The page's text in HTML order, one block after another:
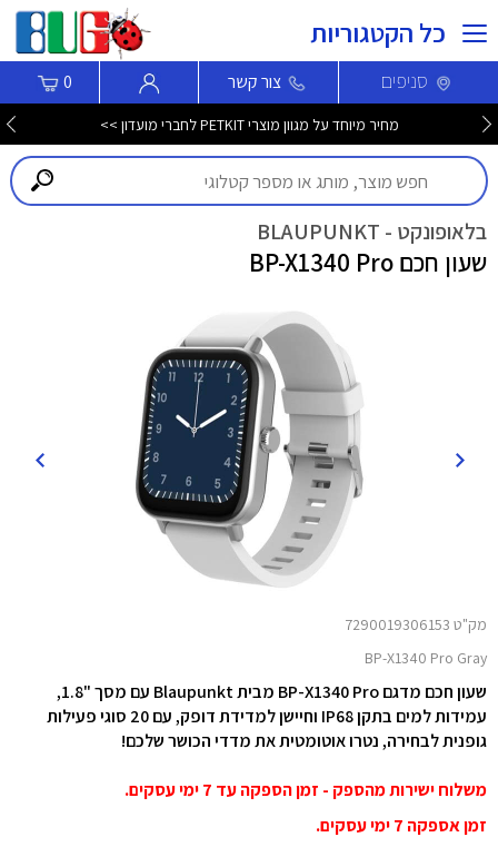
כל הקטגוריות
סניפים צור קשר 0
מחיר מיוחד על מגוון מוצרי PETKIT לחברי מועדון >>
בלאופונקט - BLAUPUNKT
שעון חכם BP-X1340 Pro
מק"ט 7290019306153
BP-X1340 Pro Gray
שעון חכם מדגם BP-X1340 Pro מבית Blaupunkt עם מסך "1.8,
עמידות למים בתקן IP68 וחיישן למדידת דופק,
עם 20 סוגי פעילות
גופנית לבחירה,נטרו אוטומטית את מדדי הכושר שלכם!
משלוח ישירות מהספק - זמן הספקה עד 7 ימי עסקים.
זמן אספקה 7 ימי עסקים.